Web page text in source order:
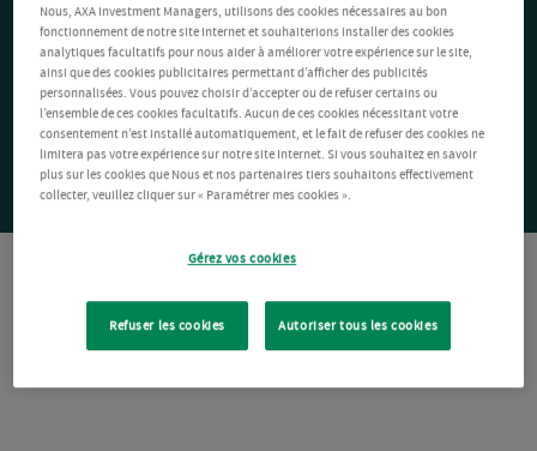
Nous, AXA Investment Managers, utilisons des cookies nécessaires au bon
fonctionnement de notre site Internet et souhaiterions installer des cookies
analytiques facultatifs pour nous aider à améliorer votre expérience sur le site,
ainsi que des cookies publicitaires permettant d’afficher des publicités
personnalisées. Vous pouvez choisir d’accepter ou de refuser certains ou
l’ensemble de ces cookies facultatifs. Aucun de ces cookies nécessitant votre
consentement n’est installé automatiquement, et le fait de refuser des cookies ne
limitera pas votre expérience sur notre site Internet. Si vous souhaitez en savoir
plus sur les cookies que Nous et nos partenaires tiers souhaitons effectivement
collecter, veuillez cliquer sur « Paramétrer mes cookies ».
Gérez vos cookies
Refuser les cookies Autoriser tous les cookies